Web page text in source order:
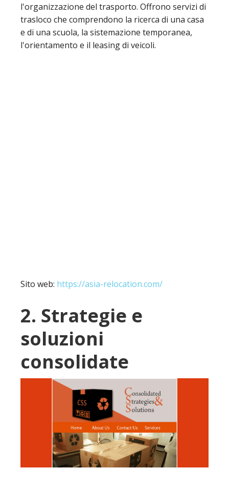
l'organizzazione del trasporto. Offrono servizi di
trasloco che comprendono la ricerca di una casa
e di una scuola, la sistemazione temporanea,
l'orientamento e il leasing di veicoli.
Sito web: https://asia-relocation.com/
2. Strategie e
soluzioni
consolidate